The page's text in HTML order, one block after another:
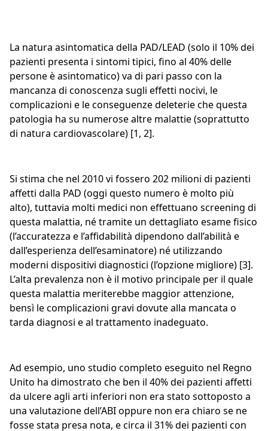
La natura asintomatica della PAD/LEAD (solo il 10% dei
pazienti presenta i sintomi tipici, fino al 40% delle
persone è asintomatico) va di pari passo con la
mancanza di conoscenza sugli effetti nocivi, le
complicazioni e le conseguenze deleterie che questa
patologia ha su numerose altre malattie (soprattutto
di natura cardiovascolare) [1, 2].
Si stima che nel 2010 vi fossero 202 milioni di pazienti
affetti dalla PAD (oggi questo numero è molto più
alto), tuttavia molti medici non effettuano screening di
questa malattia, né tramite un dettagliato esame fisico
(l’accuratezza e l’affidabilità dipendono dall’abilità e
dall’esperienza dell’esaminatore) né utilizzando
moderni dispositivi diagnostici (l’opzione migliore) [3].
L’alta prevalenza non è il motivo principale per il quale
questa malattia meriterebbe maggior attenzione,
bensì le complicazioni gravi dovute alla mancata o
tarda diagnosi e al trattamento inadeguato.
Ad esempio, uno studio completo eseguito nel Regno
Unito ha dimostrato che ben il 40% dei pazienti affetti
da ulcere agli arti inferiori non era stato sottoposto a
una valutazione dell’ABI oppure non era chiaro se ne
fosse stata presa nota, e circa il 31% dei pazienti con